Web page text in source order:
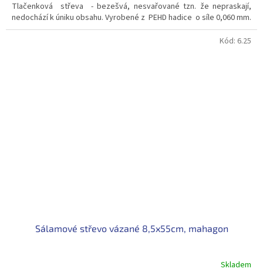
Tlačenková střeva - bezešvá, nesvařované tzn. že nepraskají,
nedochází k úniku obsahu. Vyrobené z PEHD hadice o síle 0,060 mm.
Sálamové střevo vázané 8,5x55cm, mahagon
Skladem
Kód: 6.25